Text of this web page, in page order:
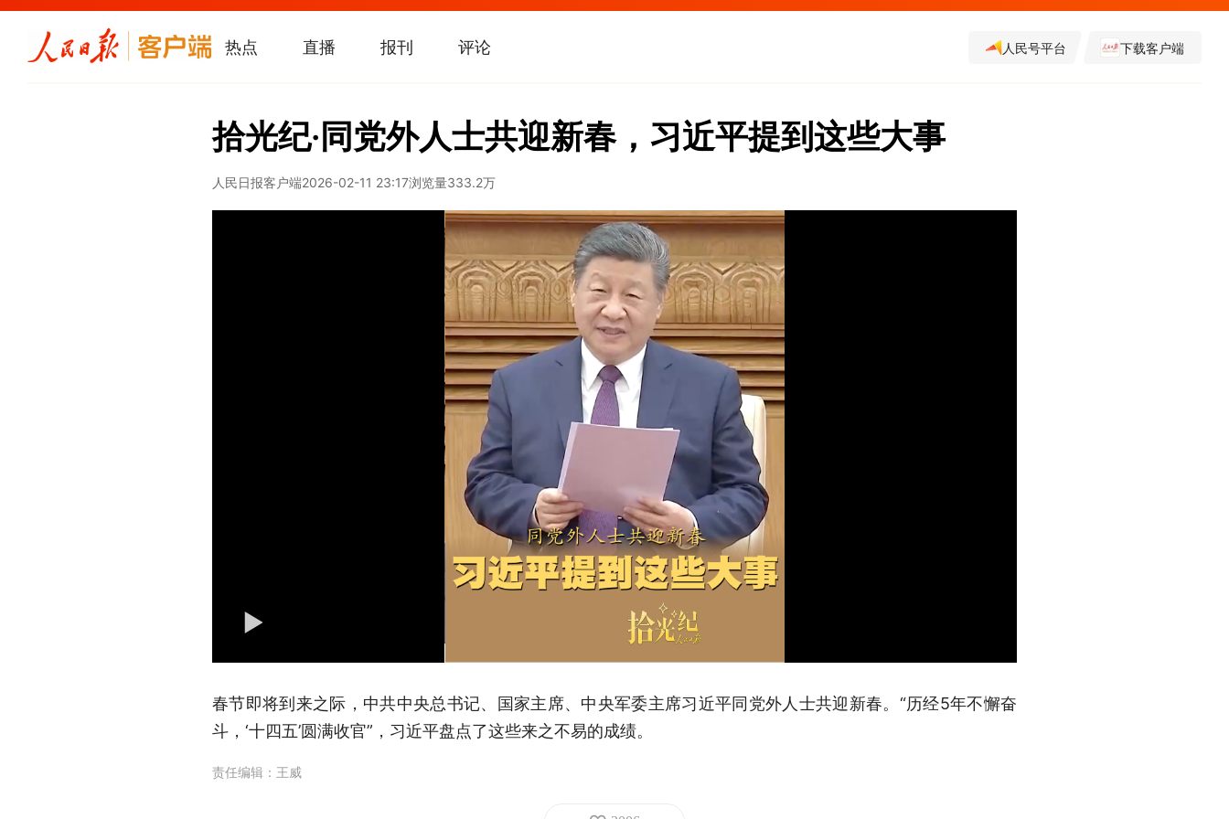
热点 直播 报刊 评论 人民号平台 下载客户端
拾光纪·同党外人士共迎新春，习近平提到这些大事
人民日报客户端2026-02-11 23:17浏览量333.2万
春节即将到来之际，中共中央总书记、国家主席、中央军委主席习近平同党外人士共迎新春。“历经5年不懈奋
斗，‘十四五’圆满收官”，习近平盘点了这些来之不易的成绩。
责任编辑： 王威